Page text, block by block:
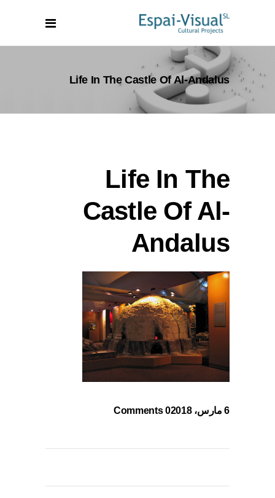
Life In The Castle Of Al-Andalus
Life In The
Castle Of Al-
Andalus
6 مارس، 2018 0 Comments